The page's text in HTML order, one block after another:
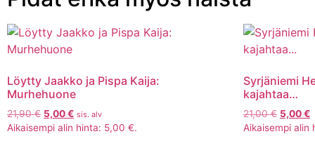
Löytty Jaakko ja Pispa Kaija:
Murhehuone
21,90€ 5,00€ sis. alv
Aikaisempi alin hinta: 5,00 €.
Syrjäniemi
kajahtaa…
21,00€ 5,00€
Aikaisempi alin